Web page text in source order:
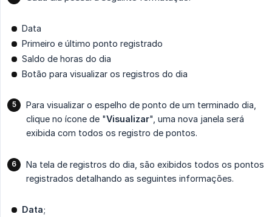
Data
Primeiro e último ponto registrado
Saldo de horas do dia
Botão para visualizar os registros do dia
Para visualizar o espelho de ponto de um terminado dia,
clique no ícone de "Visualizar", uma nova janela será
exibida com todos os registro de pontos.
Na tela de registros do dia, são exibidos todos os pontos
registrados detalhando as seguintes informações.
Data;